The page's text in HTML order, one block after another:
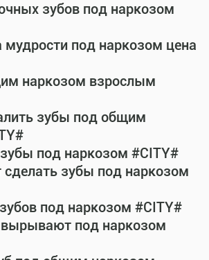
зубов под наркозом
мудрости под наркозом цена
наркозом взрослым
зубы под общим
под наркозом #CITY#
сделать зубы под наркозом
под наркозом #CITY#
вырывают под наркозом